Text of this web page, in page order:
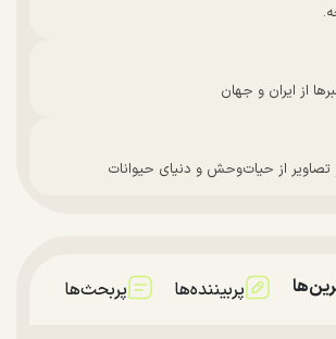
از ایران و جهان
تصاویر از حیات‌وحش و دنیای حیوانات
پربیننده‌ها پربحث‌ها